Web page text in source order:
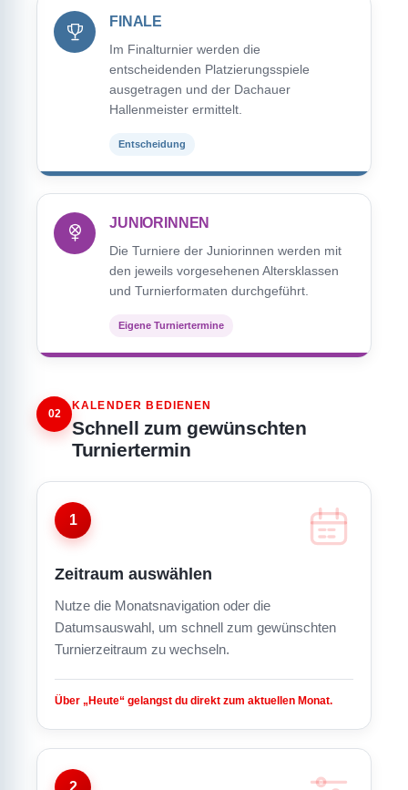
FINALE
Im Finalturnier werden die
entscheidenden Platzierungsspiele
ausgetragen und der Dachauer
Hallenmeister ermittelt.
Entscheidung
JUNIORINNEN
Die Turniere der Juniorinnen werden mit
den jeweils vorgesehenen Altersklassen
und Turnierformaten durchgeführt.
Eigene Turniertermine
02
KALENDER BEDIENEN
Schnell zum gewünschten
Turniertermin
1
Zeitraum auswählen
Nutze die Monatsnavigation oder die
Datumsauswahl, um schnell zum gewünschten
Turnierzeitraum zu wechseln.
Über „Heute“ gelangst du direkt zum aktuellen Monat.
2